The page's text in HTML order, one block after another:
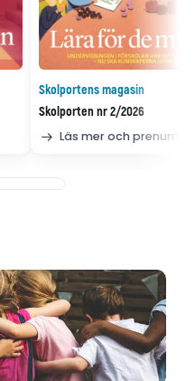
Skolportens magasin
Skolporten nr 2/2026
Läs mer och